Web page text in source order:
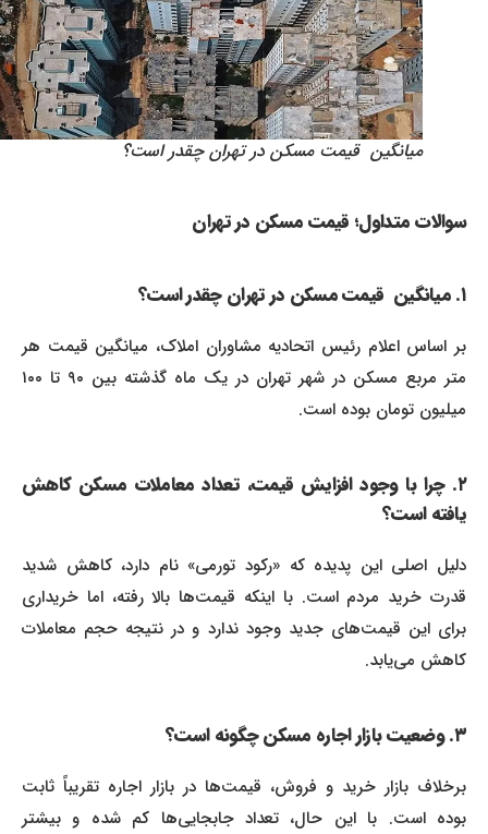
میانگین قیمت مسکن در تهران چقدر است؟
سوالات متداول؛ قیمت مسکن در تهران
بر اساس اعلام رئیس اتحادیه مشاوران املاک، میانگین قیمت هر
متر مربع مسکن در شهر تهران در یک ماه گذشته بین ۹۰ تا ۱۰۰
میلیون تومان بوده است.
۲. چرا با وجود افزایش قیمت، تعداد معاملات مسکن کاهش
یافته است؟
دلیل اصلی این پدیده که «رکود تورمی» نام دارد، کاهش شدید
قدرت خرید مردم است. با اینکه قیمت‌ها بالا رفته، اما خریداری
برای این قیمت‌های جدید وجود ندارد و در نتیجه حجم معاملات
کاهش می‌یابد.
برخلاف بازار خرید و فروش، قیمت‌ها در بازار اجاره تقریباً ثابت
بوده است. با این حال، تعداد جابجایی‌ها کم شده و بیشتر